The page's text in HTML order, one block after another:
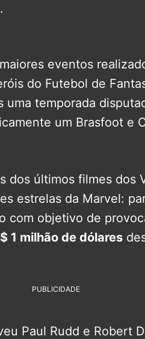
eventos
do Futebol de
uma temporada
um Brasfoot e
dos últimos filmes dos
estrelas da Marvel:
com objetivo de
1 milhão de dólares
PUBLICIDADE
Paul Rudd e Robert